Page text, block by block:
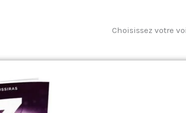
Choisissez votre